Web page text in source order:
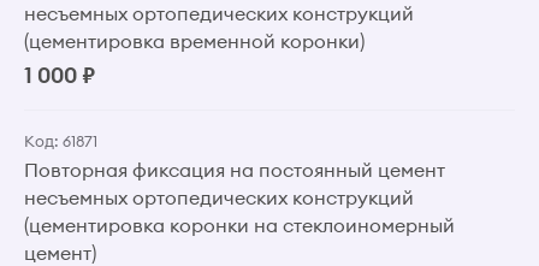
несъемных ортопедических конструкций
(цементировка временной коронки)
1 000 ₽
Код: 61871
Повторная фиксация на постоянный цемент
несъемных ортопедических конструкций
(цементировка коронки на стеклоиномерный
цемент)